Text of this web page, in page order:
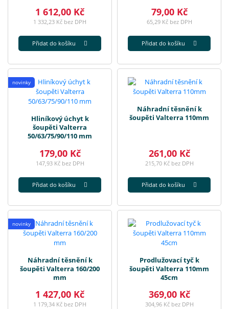
1 612,00 Kč
1 332,23 Kč bez DPH
Přidat do košíku
79,00 Kč
65,29 Kč bez DPH
Přidat do košíku
novinky
Hliníkový úchyt k
šoupěti Valterra
50/63/75/90/110 mm
179,00 Kč
147,93 Kč bez DPH
Přidat do košíku
Náhradní těsnění k
šoupěti Valterra 110mm
261,00 Kč
215,70 Kč bez DPH
Přidat do košíku
novinky
Náhradní těsnění k
šoupěti Valterra 160/200
mm
1 427,00 Kč
1 179,34 Kč bez DPH
Prodlužovací tyč k
šoupěti Valterra 110mm
45cm
369,00 Kč
304,96 Kč bez DPH